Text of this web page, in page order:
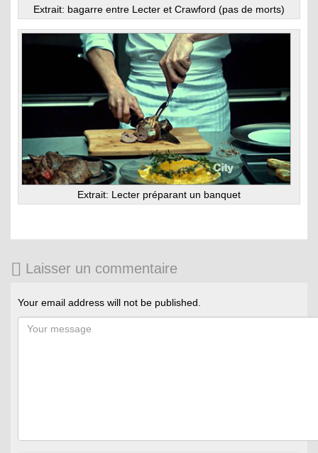
Extrait: bagarre entre Lecter et Crawford (pas de morts)
Extrait: Lecter préparant un banquet
Laisser un commentaire
Your email address will not be published.